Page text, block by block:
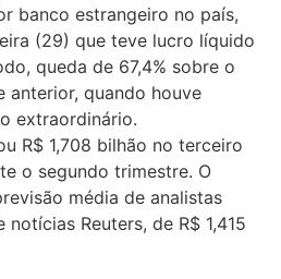
banco estrangeiro no país,
(29) que teve lucro líquido
queda de 67,4% sobre o
anterior, quando houve
extraordinário.
R$ 1,708 bilhão no terceiro
o segundo trimestre. O
média de analistas
Reuters, de R$ 1,415